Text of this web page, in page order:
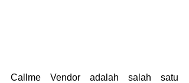
Callme Vendor adalah salah satu